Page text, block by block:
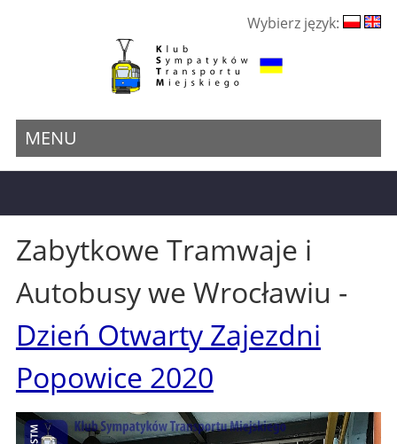
Wybierz język:
MENU
Zabytkowe Tramwaje i
Autobusy we Wrocławiu -
Dzień Otwarty Zajezdni
Popowice 2020